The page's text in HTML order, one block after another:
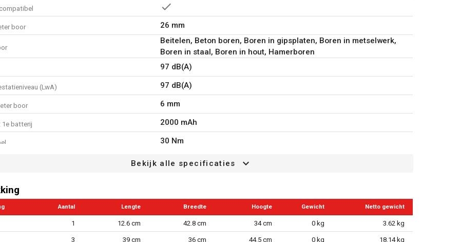
boor 26 mm
Beitelen, Beton boren, Boren in gipsplaten, Boren in metselwerk,
Boren in staal, Boren in hout, Hamerboren
97 dB(A)
(LwA) 97 dB(A)
boor 6 mm
batterij 2000 mAh
30 Nm
22 mm
met vergrendeling Niet van toepassing
Niet van toepassing
Bekijk alle specificaties
Aantal Lengte Breedte Hoogte Gewicht Netto gewicht
1 12.6 cm 42.8 cm 34 cm 0 kg 3.62 kg
3 39 cm 36 cm 44.5 cm 0 kg 18.14 kg